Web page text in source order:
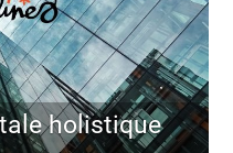
holistique